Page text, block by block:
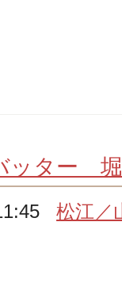
ッター
11:45松江／